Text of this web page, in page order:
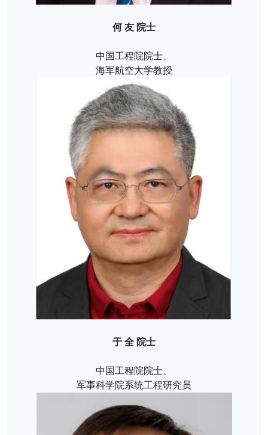
何 友 院士
中国工程院院士、
海军航空大学教授
于 全 院士
中国工程院院士、
军事科学院系统工程研究员